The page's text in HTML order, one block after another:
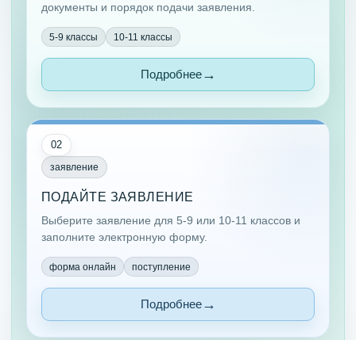
документы и порядок подачи заявления.
5-9 классы 10-11 классы
Подробнее
02
заявление
ПОДАЙТЕ ЗАЯВЛЕНИЕ
Выберите заявление для 5-9 или 10-11 классов и
заполните электронную форму.
форма онлайн поступление
Подробнее